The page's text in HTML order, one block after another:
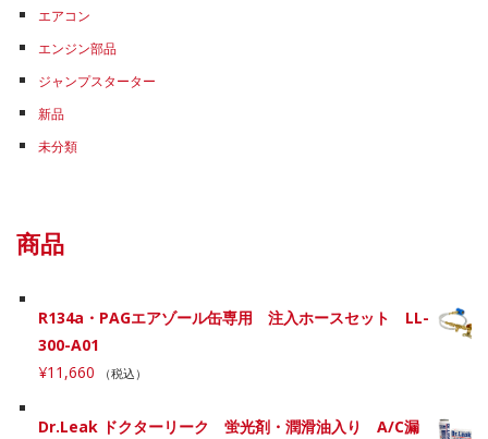
エアコン
エンジン部品
ジャンプスターター
新品
未分類
商品
R134a・PAGエアゾール缶専用 注入ホースセット LL-
300-A01
¥11,660 （税込）
Dr.Leak ドクターリーク 蛍光剤・潤滑油入り A/C漏